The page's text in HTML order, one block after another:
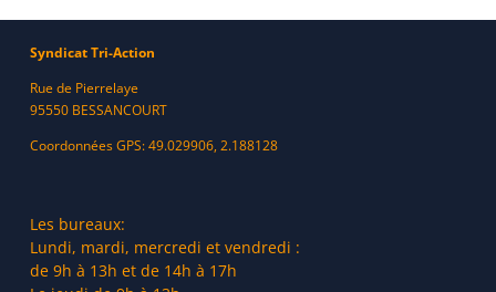
Syndicat Tri-Action
Rue de Pierrelaye
95550 BESSANCOURT
Coordonnées GPS: 49.029906, 2.188128
Les bureaux:
Lundi, mardi, mercredi et vendredi :
de 9h à 13h et de 14h à 17h